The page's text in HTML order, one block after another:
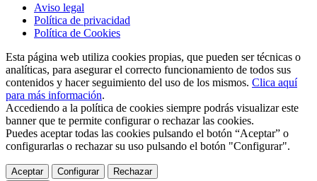
Aviso legal
Política de privacidad
Política de Cookies
Esta página web utiliza cookies propias, que pueden ser técnicas o
analíticas, para asegurar el correcto funcionamiento de todos sus
contenidos y hacer seguimiento del uso de los mismos. Clica aquí
para más información.
Accediendo a la política de cookies siempre podrás visualizar este
banner que te permite configurar o rechazar las cookies.
Puedes aceptar todas las cookies pulsando el botón “Aceptar” o
configurarlas o rechazar su uso pulsando el botón "Configurar".
Aceptar Configurar Rechazar